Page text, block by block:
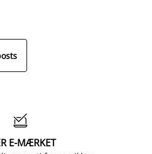

E-MÆRKET